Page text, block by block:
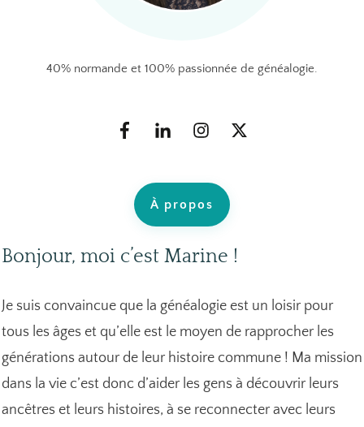
Bonjour, moi c’est Marine !
Je suis convaincue que la généalogie est un loisir pour
tous les âges et qu’elle est le moyen de rapprocher les
générations autour de leur histoire commune ! Ma mission
dans la vie c’est donc d’aider les gens à découvrir leurs
ancêtres et leurs histoires, à se reconnecter avec leurs
40% normande et 100% passionnée de généalogie.
À propos